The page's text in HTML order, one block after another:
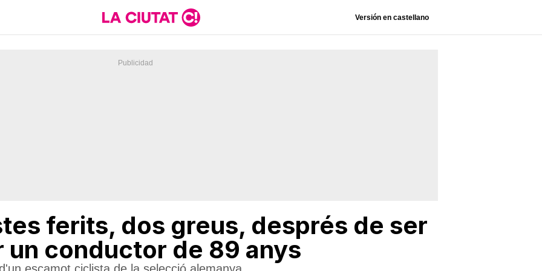
Versión en castellano
ferits, dos greus, després de ser
conductor de 89 anys